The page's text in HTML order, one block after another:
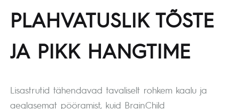
PLAHVATUSLIK TÕSTE
JA PIKK HANGTIME
Lisastrutid tähendavad tavaliselt rohkem kaalu ja
aeglasemat pööramist, kuid BrainChild